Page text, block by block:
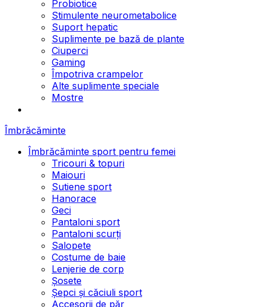
Probiotice
Stimulente neurometabolice
Suport hepatic
Suplimente pe bază de plante
Ciuperci
Gaming
Împotriva crampelor
Alte suplimente speciale
Mostre
Îmbrăcăminte
Îmbrăcăminte sport pentru femei
Tricouri & topuri
Maiouri
Sutiene sport
Hanorace
Geci
Pantaloni sport
Pantaloni scurți
Salopete
Costume de baie
Lenjerie de corp
Șosete
Șepci și căciuli sport
Accesorii de păr